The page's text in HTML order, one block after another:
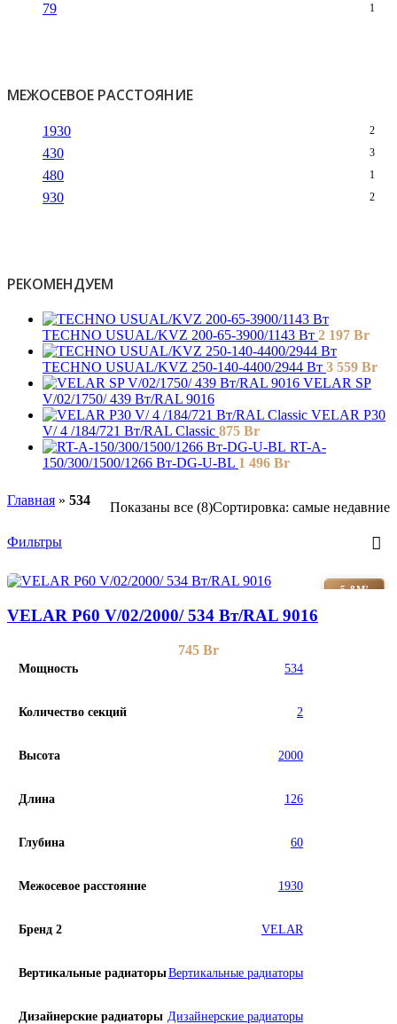
79 1
МЕЖОСЕВОЕ РАССТОЯНИЕ
1930 2
430 3
480 1
930 2
РЕКОМЕНДУЕМ
TECHNO USUAL/KVZ 200-65-3900/1143 Вт 2 197 Br
TECHNO USUAL/KVZ 250-140-4400/2944 Вт 3 559 Br
VELAR SP
V/02/1750/ 439 Bт/RAL 9016
VELAR P30
V/ 4 /184/721 Вт/RAL Classic 875 Br
RT-A-
150/300/1500/1266 Вт-DG-U-BL 1 496 Br
Главная » 534 Показаны все (8)Сортировка: самые недавние
Фильтры
5-8М²
VELAR P60 V/02/2000/ 534 Bт/RAL 9016
745 Br
Мощность 534
Количество секций 2
Высота 2000
Длина 126
Глубина 60
Межосевое расстояние 1930
Бренд 2 VELAR
Вертикальные радиаторыВертикальные радиаторы
Дизайнерские радиаторы Дизайнерские радиаторы